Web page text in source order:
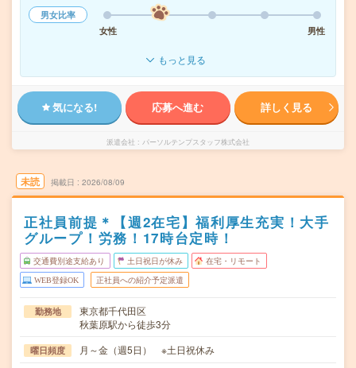
男女比率
女性
男性
もっと見る
気になる! 応募へ進む 詳しく見る
派遣会社 パーソルテンプスタッフ株式会社
未読 掲載日 2026/08/09
正社員前提＊【週2在宅】福利厚生充実！大手
グループ！労務！17時台定時！
交通費別途支給あり 土日祝日が休み 在宅・リモート
WEB登録OK 正社員への紹介予定派遣
勤務地
東京都千代田区
秋葉原駅から徒歩3分
曜日頻度 月～金（週5日） ※土日祝休み